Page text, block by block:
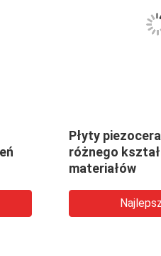
Płyty
różnego
materiałów